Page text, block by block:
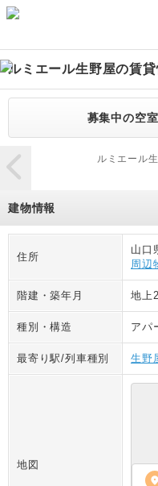
ルミエール生野屋の賃
募集中の空
ルミエール
建物情報
住所
山口
周辺
階建・築年月 地上
種別・構造 アパ
最寄り駅/列車種別 生野
地図
location_on